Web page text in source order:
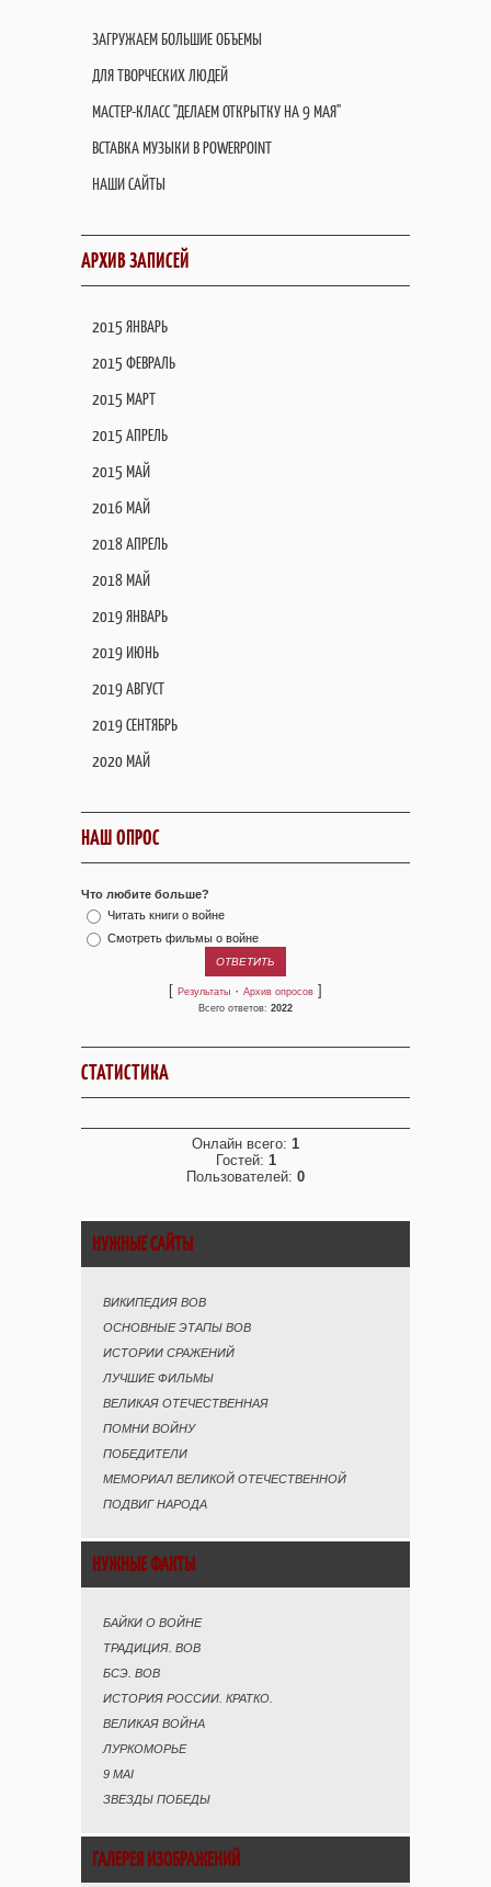
ЗАГРУЖАЕМ БОЛЬШИЕ ОБЪЕМЫ
ДЛЯ ТВОРЧЕСКИХ ЛЮДЕЙ
МАСТЕР-КЛАСС "ДЕЛАЕМ ОТКРЫТКУ НА 9 МАЯ"
ВСТАВКА МУЗЫКИ В POWERPOINT
НАШИ САЙТЫ
АРХИВ ЗАПИСЕЙ
2015 ЯНВАРЬ
2015 ФЕВРАЛЬ
2015 МАРТ
2015 АПРЕЛЬ
2015 МАЙ
2016 МАЙ
2018 АПРЕЛЬ
2018 МАЙ
2019 ЯНВАРЬ
2019 ИЮНЬ
2019 АВГУСТ
2019 СЕНТЯБРЬ
2020 МАЙ
НАШ ОПРОС
Что любите больше?
Читать книги о войне
Смотреть фильмы о войне
[ Результаты · Архив опросов ]
Всего ответов: 2022
СТАТИСТИКА
Онлайн всего: 1
Гостей: 1
Пользователей: 0
НУЖНЫЕ САЙТЫ
ВИКИПЕДИЯ ВОВ
ОСНОВНЫЕ ЭТАПЫ ВОВ
ИСТОРИИ СРАЖЕНИЙ
ЛУЧШИЕ ФИЛЬМЫ
ВЕЛИКАЯ ОТЕЧЕСТВЕННАЯ
ПОМНИ ВОЙНУ
ПОБЕДИТЕЛИ
МЕМОРИАЛ ВЕЛИКОЙ ОТЕЧЕСТВЕННОЙ
ПОДВИГ НАРОДА
НУЖНЫЕ ФАКТЫ
БАЙКИ О ВОЙНЕ
ТРАДИЦИЯ. ВОВ
БСЭ. ВОВ
ИСТОРИЯ РОССИИ. КРАТКО.
ВЕЛИКАЯ ВОЙНА
ЛУРКОМОРЬЕ
9 MAI
ЗВЕЗДЫ ПОБЕДЫ
ГАЛЕРЕЯ ИЗОБРАЖЕНИЙ